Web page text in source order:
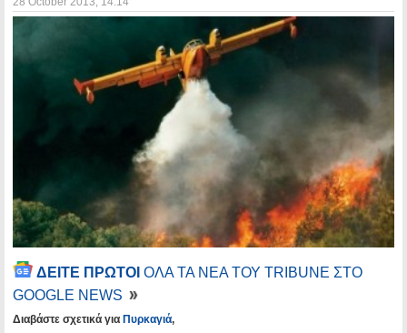
ΔΕΙΤΕ ΠΡΩΤΟΙ ΟΛΑ ΤΑ ΝΕΑ ΤΟΥ TRIBUNE ΣΤΟ
GOOGLE NEWS
Διαβάστε σχετικά για Πυρκαγιά,